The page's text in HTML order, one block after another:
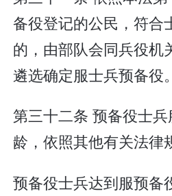
备役登记的公民，符合
的，由部队会同兵役机
遴选确定服士兵预备役。
第三十二条 预备役士
龄，依照其他有关法律
预备役士兵达到服预备